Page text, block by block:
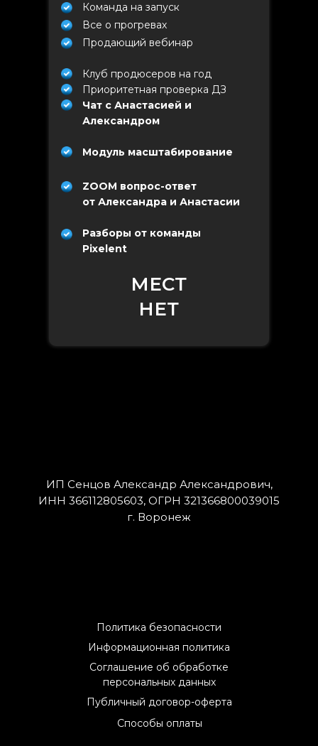
Команда на запуск
Все о прогревах
Продающий вебинар
Клуб продюсеров на год
Приоритетная проверка ДЗ
Чат с Анастасией и
Александром
Модуль масштабирование
ZOOM вопрос-ответ
от Александра и Анастасии
Разборы от команды
Pixelent
МЕСТ
НЕТ
ИП Сенцов Александр Александрович,
ИНН 366112805603, ОГРН 321366800039015
г. Воронеж
Политика безопасности
Информационная политика
Соглашение об обработке
персональных данных
Публичный договор-оферта
Способы оплаты